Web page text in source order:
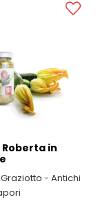
in
- Antichi